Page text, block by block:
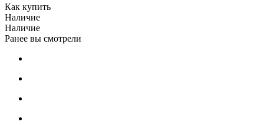
Как купить
Наличие
Наличие
Ранее вы смотрели